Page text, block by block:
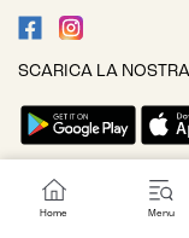
SCARICA LA
Home Menu